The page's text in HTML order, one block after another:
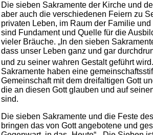
Die sieben Sakramente der Kirche und
aber auch die verschiedenen Feiern zu
privaten Leben, im Raum der Familie
sind Fundament und Quelle für die
vieler Bräuche. „In den sieben
dass unser Leben ganz und gar
und zu seiner wahren Gestalt geführt
Sakramente haben eine
Gemeinschaft mit dem dreifaltigen Gott
die an diesen Gott glauben und auf
sind.
Die sieben Sakramente und die Feste
bringen das von Gott angebotene und